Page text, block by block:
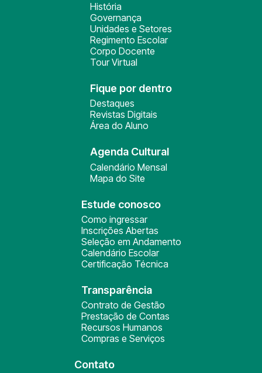
História
Governança
Unidades e Setores
Regimento Escolar
Corpo Docente
Tour Virtual
Fique por dentro
Destaques
Revistas Digitais
Área do Aluno
Agenda Cultural
Calendário Mensal
Mapa do Site
Estude conosco
Como ingressar
Inscrições Abertas
Seleção em Andamento
Calendário Escolar
Certificação Técnica
Transparência
Contrato de Gestão
Prestação de Contas
Recursos Humanos
Compras e Serviços
Contato